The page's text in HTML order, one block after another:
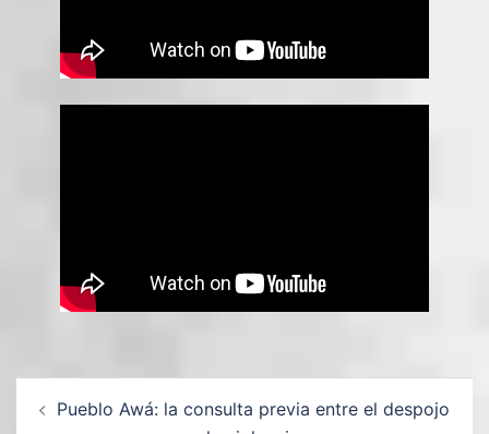
Pueblo Awá: la consulta previa entre el despojo